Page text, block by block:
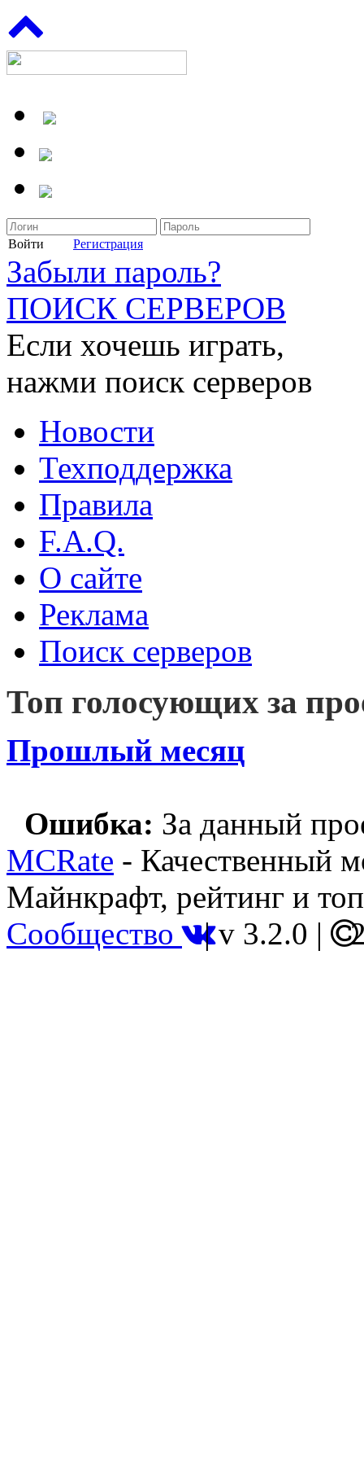
Войти Регистрация
Забыли пароль?
ПОИСК СЕРВЕРОВ
Если хочешь играть,
нажми поиск серверов
Новости
Техподдержка
Правила
F.A.Q.
О сайте
Реклама
Поиск серверов
Топ голосующих за
Прошлый месяц
Ошибка: За данный
MCRate - Качественный
Майнкрафт, рейтинг и
Сообщество |v 3.2.0 |